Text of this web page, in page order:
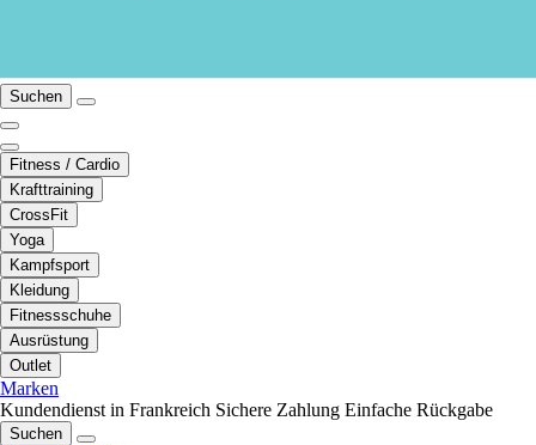
Suchen
Fitness / Cardio
Krafttraining
CrossFit
Yoga
Kampfsport
Kleidung
Fitnessschuhe
Ausrüstung
Outlet
Marken
Kundendienst in Frankreich Sichere Zahlung Einfache Rückgabe
Suchen